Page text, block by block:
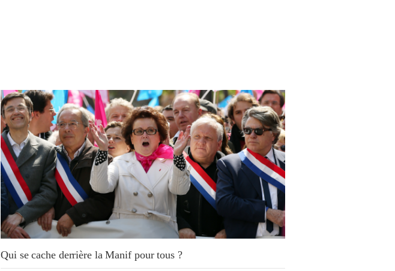
Qui se cache derrière la Manif pour tous ?